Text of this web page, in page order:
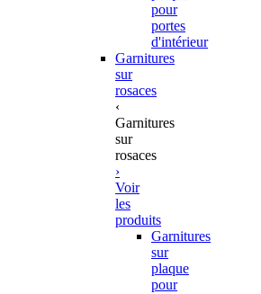
pour
portes
d'intérieur
Garnitures
sur
rosaces
‹
Garnitures
sur
rosaces
›
Voir
les
produits
Garnitures
sur
plaque
pour